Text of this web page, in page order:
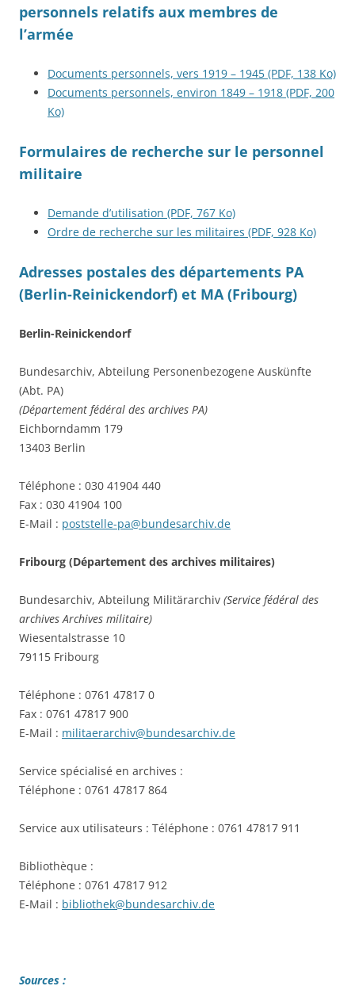
personnels relatifs aux membres de
l’armée
Documents personnels, vers 1919 – 1945 (PDF, 138 Ko)
Documents personnels, environ 1849 – 1918 (PDF, 200
Ko)
Formulaires de recherche sur le personnel
militaire
Demande d’utilisation (PDF, 767 Ko)
Ordre de recherche sur les militaires (PDF, 928 Ko)
Adresses postales des départements PA
(Berlin-Reinickendorf) et MA (Fribourg)
Berlin-Reinickendorf
Bundesarchiv, Abteilung Personenbezogene Auskünfte
(Abt. PA)
(Département fédéral des archives PA)
Eichborndamm 179
13403 Berlin
Téléphone : 030 41904 440
Fax : 030 41904 100
E-Mail : poststelle-pa@bundesarchiv.de
Fribourg (Département des archives militaires)
Bundesarchiv, Abteilung Militärarchiv (Service fédéral des
archives Archives militaire)
Wiesentalstrasse 10
79115 Fribourg
Téléphone : 0761 47817 0
Fax : 0761 47817 900
E-Mail : militaerarchiv@bundesarchiv.de
Service spécialisé en archives :
Téléphone : 0761 47817 864
Service aux utilisateurs : Téléphone : 0761 47817 911
Bibliothèque :
Téléphone : 0761 47817 912
E-Mail : bibliothek@bundesarchiv.de
Sources :